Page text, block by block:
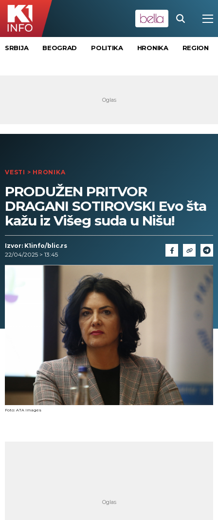
SRBIJA BEOGRAD POLITIKA HRONIKA REGION
VESTI > HRONIKA
PRODUŽEN PRITVOR
DRAGANI SOTIROVSKI Evo šta
kažu iz Višeg suda u Nišu!
Izvor: K1info/blic.rs
22/04/2025 > 13:45
Foto: ATA Images